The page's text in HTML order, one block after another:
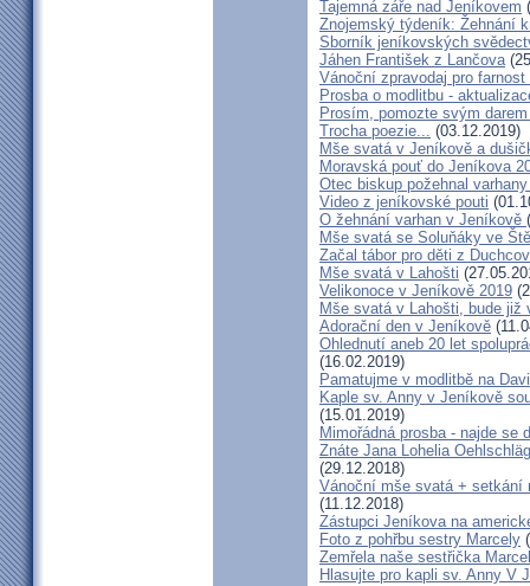
Tajemná záře nad Jeníkovem
Znojemský týdeník: Žehnání
Sborník jeníkovských
Jáhen František z Lančova
Vánoční zpravodaj pro
Prosba o modlitbu -
Prosím, pomozte svým
Trocha poezie... (03.12.2019)
Mše svatá v Jeníkově a
Moravská pouť do Jeníkova
Otec biskup požehnal
Video z jeníkovské pouti
O žehnání varhan v Jeníkově
Mše svatá se Soluňáky ve
Začal tábor pro děti z
Mše svatá v Lahošti
Velikonoce v Jeníkově 2019
Mše svatá v Lahošti, bude již
Adorační den v Jeníkově
Ohlednutí aneb 20 let
(16.02.2019)
Pamatujme v modlitbě na
Kaple sv. Anny v Jeníkově
(15.01.2019)
Mimořádná prosba - najde se
Znáte Jana Lohelia
(29.12.2018)
Vánoční mše svatá + setkání
(11.12.2018)
Zástupci Jeníkova na
Foto z pohřbu sestry Marcely
Zemřela naše sestřička
Hlasujte pro kapli sv. Anny V